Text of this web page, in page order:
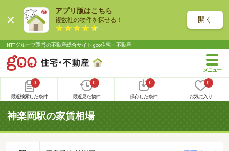
アプリ版はこちら
複数社の物件を探せる！ 開く
NTTグループ運営の不動産総合サイト goo住宅・不動産
0
最近検索した条件
0
最近見た物件
0
保存した条件
0
お気に入り
神楽岡駅の家賃相場